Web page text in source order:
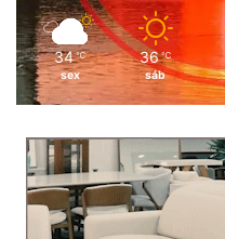
34 ℃
sex
36 ℃
sáb